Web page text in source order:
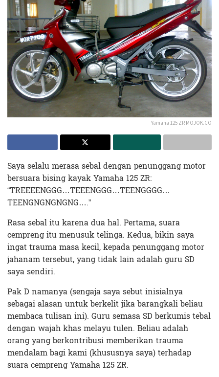
Yamaha 125 ZR MOJOK.CO
Saya selalu merasa sebal dengan penunggang motor
bersuara bising kayak Yamaha 125 ZR:
“TREEEENGGG…TEEENGGG…TEENGGGG…
TEENGNGNGNGNG….”
Rasa sebal itu karena dua hal. Pertama, suara
cempreng itu menusuk telinga. Kedua, bikin saya
ingat trauma masa kecil, kepada penunggang motor
jahanam tersebut, yang tidak lain adalah guru SD
saya sendiri.
Pak D namanya (sengaja saya sebut inisialnya
sebagai alasan untuk berkelit jika barangkali beliau
membaca tulisan ini). Guru semasa SD berkumis tebal
dengan wajah khas melayu tulen. Beliau adalah
orang yang berkontribusi memberikan trauma
mendalam bagi kami (khususnya saya) terhadap
suara cempreng Yamaha 125 ZR.